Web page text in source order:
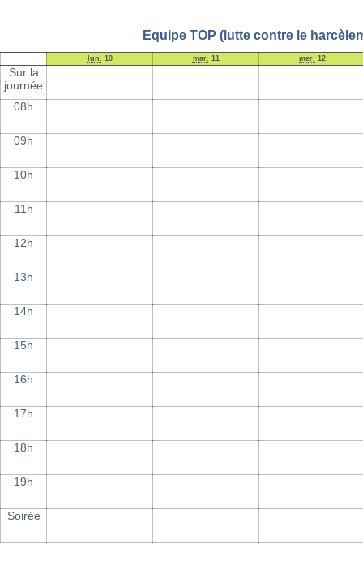
Equipe TOP (lutte contre le
lun. 10 mar. 11 mer. 12
Sur la
journée
08h
09h
10h
11h
12h
13h
14h
15h
16h
17h
18h
19h
Soirée